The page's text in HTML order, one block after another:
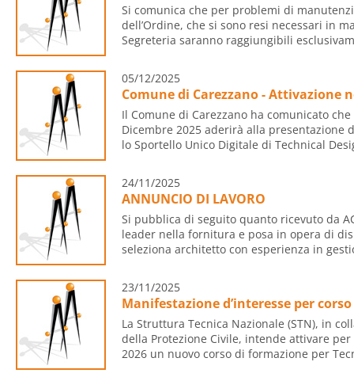
Si comunica che per problemi di
dell’Ordine, che si sono resi necessari in
Segreteria saranno raggiungibili
05/12/2025
Comune di Carezzano - Attivazione
Il Comune di Carezzano ha comunicato
Dicembre 2025 aderirà alla
lo Sportello Unico Digitale di Technical
24/11/2025
ANNUNCIO DI LAVORO
Si pubblica di seguito quanto ricevuto da
leader nella fornitura e posa in opera di
seleziona architetto con esperienza in
23/11/2025
Manifestazione d’interesse per corso
La Struttura Tecnica Nazionale (STN), in
della Protezione Civile, intende attivare
2026 un nuovo corso di formazione per